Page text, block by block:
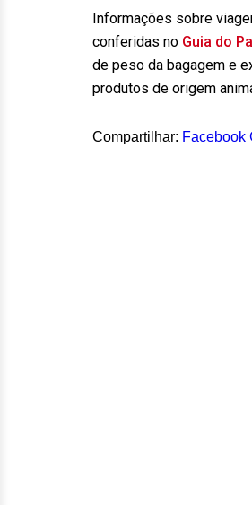
Informações sobre
conferidas no Guia do
de peso da bagagem e
produtos de origem
Compartilhar: Facebook